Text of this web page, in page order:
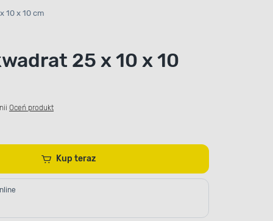
10 x 10 cm
25 x 10 x 10
Oceń produkt
Kup teraz